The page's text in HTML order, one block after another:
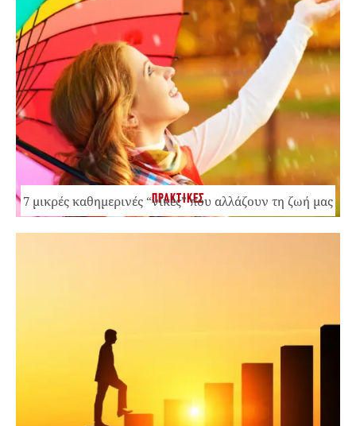
ΠΡΑΚΤΙΚΕΣ
7 μικρές καθημερινές “νίκες” που αλλάζουν τη ζωή μας